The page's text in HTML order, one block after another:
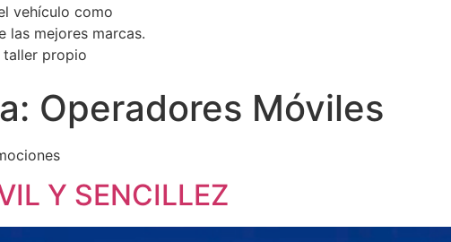
vehículo como
las mejores marcas.
propio
Operadores Móviles
Y SENCILLEZ